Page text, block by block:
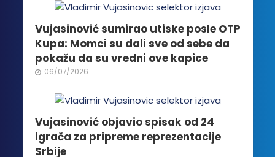
Vujasinović sumirao utiske posle OTP
Kupa: Momci su dali sve od sebe da
pokažu da su vredni ove kapice
06/07/2026
Vujasinović objavio spisak od 24
igrača za pripreme reprezentacije
Srbije